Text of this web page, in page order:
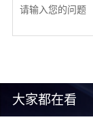
大家都在看